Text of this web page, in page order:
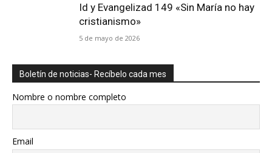
Id y Evangelizad 149 «Sin María no hay
cristianismo»
5 de mayo de 2026
Boletín de noticias- Recíbelo cada mes
Nombre o nombre completo
Email